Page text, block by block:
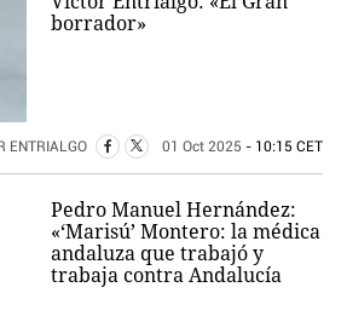
borrador»
ENTRIALGO 01 Oct 2025 - 10:15 CET
Pedro Manuel Hernández:
«‘Marisú’ Montero: la médica
andaluza que trabajó y
trabaja contra Andalucía